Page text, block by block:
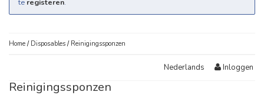
te registeren.
Home / Disposables / Reinigingssponzen
Nederlands Inloggen
Reinigingssponzen